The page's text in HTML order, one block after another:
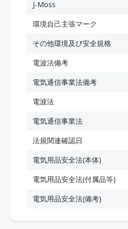
J-Moss
環境自己主張マーク
その他環境及び安全規格
電波法備考
電気通信事業法備考
電波法
電気通信事業法
法規関連確認日
電気用品安全法(本体)
電気用品安全法(付属品等)
電気用品安全法(備考)